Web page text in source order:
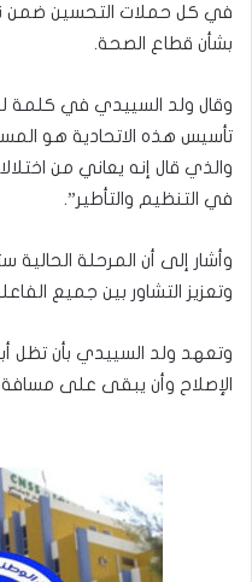
في كل حملات التحسين ضمن
بشأن قطاع الصحة.
وقال ولد السييدي في كلمة
تأسيس هذه الاتحادية هو
والذي قال إنه يعاني من
في التنظيم والتأطير”.
وأشار إلى أن المرحلة
وتعزيز التشاور بين جميع
وتعهد ولد السييدي بأن تظل
الإصلاح وأن يبقى على